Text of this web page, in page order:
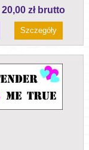
20,00 zł brutto
Szczegóły